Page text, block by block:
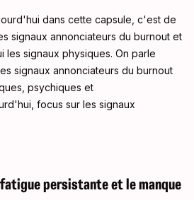
dans cette capsule, c'est de
signaux annonciateurs du burnout et
les signaux physiques. On parle
signaux annonciateurs du burnout
psychiques et
focus sur les signaux
fatigue persistante et le manque